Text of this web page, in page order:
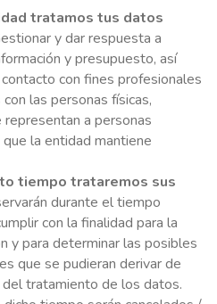
tratamos tus datos
y dar respuesta a
y presupuesto, así
con fines profesionales
las personas físicas,
representan a personas
que la entidad mantiene
tiempo trataremos sus
durante el tiempo
con la finalidad para la
y para determinar las posibles
que se pudieran derivar de
del tratamiento de los datos.